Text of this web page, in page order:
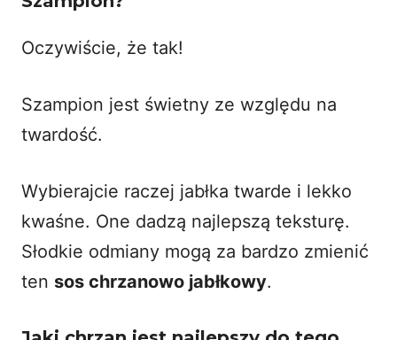
Oczywiście, że tak!
Szampion jest świetny ze względu na
twardość.
Wybierajcie raczej jabłka twarde i lekko
kwaśne. One dadzą najlepszą teksturę.
Słodkie odmiany mogą za bardzo zmienić
ten sos chrzanowo jabłkowy.